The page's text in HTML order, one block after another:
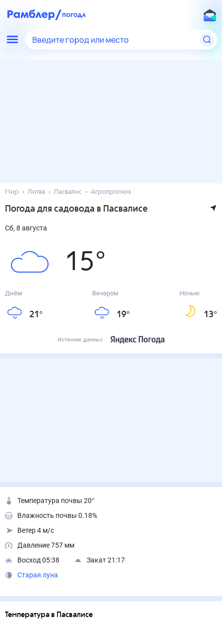
Введите город или место
Мир Литва Пасвалис Агропрогноз
Погода для садовода в Пасвалисе
сб, 8 августа
15°
Днём
21 °
Вечером
19°
Ночью
13°
Источник данных
Температура почвы 20°
Влажность почвы 0.18%
Ветер 4 м/с
Давление 757 мм
Восход 05:38
Закат 21:17
Старая луна
Температура в Пасвалисе